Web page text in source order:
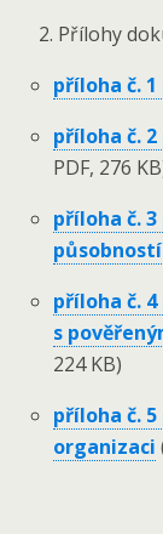
Přílohy
příloha č.
příloha č.
PDF, 276
příloha č.
působností
příloha č.
s
224 KB)
příloha č.
organizaci